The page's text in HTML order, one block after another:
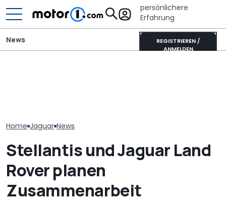
persönlichere
Erfahrung
REGISTRIEREN /
ANMELDEN
News
Home Jaguar News
Stellantis und Jaguar Land
Rover planen
Zusammenarbeit